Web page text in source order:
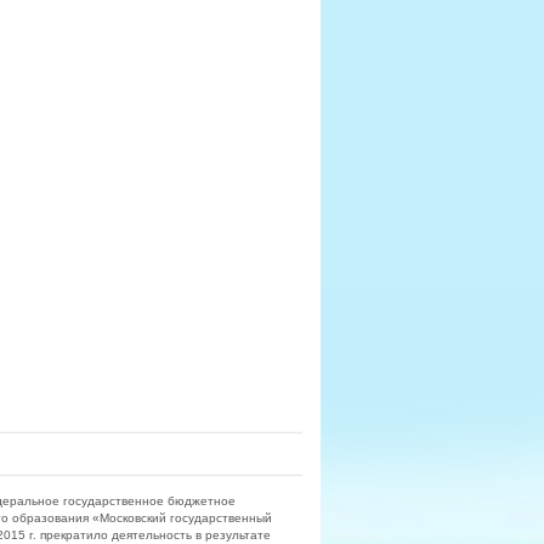
государственное бюджетное
«Московский государственный
г. прекратило деятельность в результате